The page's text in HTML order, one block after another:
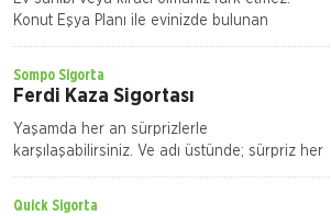
Konut Eşya Planı ile evinizde bulunan
eşyalarınızı maddi zarar ve risklere karşı size
altın
Sompo Sigorta
Ferdi Kaza Sigortası
Yaşamda her an sürprizlerle
karşılaşabilirsiniz. Ve adı üstünde; sürpriz her
seferinde tatlı olmayabilir, risk taşıyabilir. Yolda
Quick Sigorta